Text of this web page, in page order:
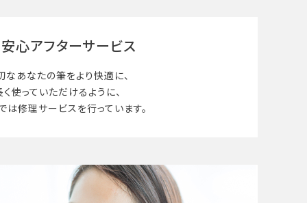
安心アフターサービス
なあなたの筆をより快適に、
く使って いただけるように、
は修理サービスを行っています。